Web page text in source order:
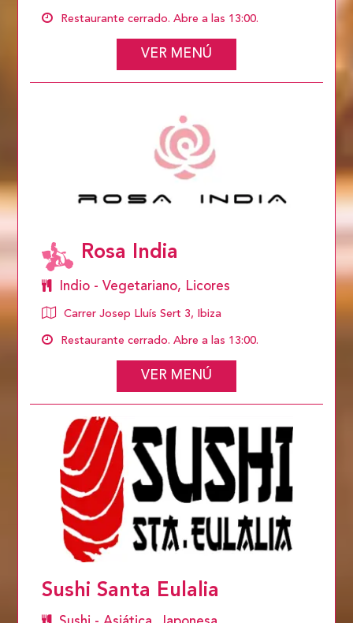
Restaurante cerrado. Abre a las 13:00.
VER MENÚ
Rosa India
Indio - Vegetariano, Licores
Carrer Josep Lluís Sert 3, Ibiza
Restaurante cerrado. Abre a las 13:00.
VER MENÚ
Sushi Santa Eulalia